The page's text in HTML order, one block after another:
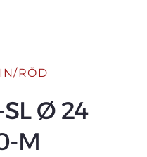
RÖD
Ø 24
M